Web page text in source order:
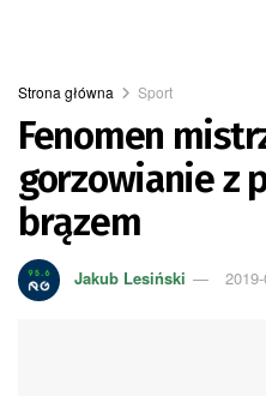
Strona główna Sport
Fenomen
gorzowianie z
brązem
Jakub Lesiński